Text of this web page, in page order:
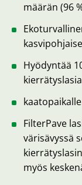
määrän (96
Hyödyntää
FilterPave
värisävyssä
myös